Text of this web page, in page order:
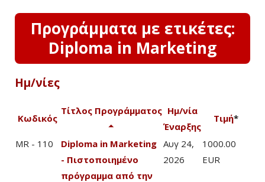
Προγράμματα με ετικέτες:
Diploma in Marketing
Ημ/νίες
Κωδικός
Τίτλος Προγράμματος Ημ/νία
Έναρξης
Τιμή*
MR - 110
Diploma in Marketing
- Πιστοποιημένο
πρόγραμμα από την
Αυγ 24,
2026
1000.00
EUR